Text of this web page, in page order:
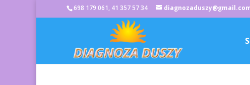
698 179 061, 41 357 57 34